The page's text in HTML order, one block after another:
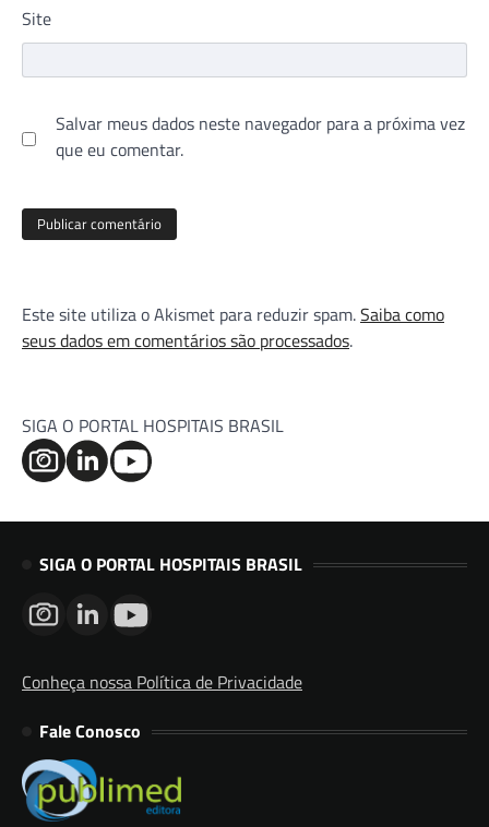
Site
Salvar meus dados neste navegador para a próxima vez
que eu comentar.
Este site utiliza o Akismet para reduzir spam.Saiba como
seus dados em comentários são processados.
SIGA O PORTAL HOSPITAIS BRASIL
SIGA O PORTAL HOSPITAIS BRASIL
Conheça nossa Política de Privacidade
Fale Conosco